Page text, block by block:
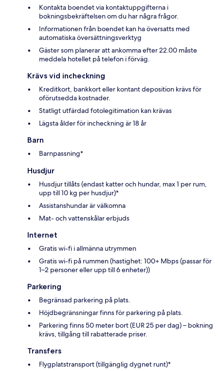
Kontakta boendet via kontaktuppgifterna i
bokningsbekräftelsen om du har några frågor.
Informationen från boendet kan ha översatts med
automatiska översättningsverktyg
Gäster som planerar att ankomma efter 22.00 måste
meddela hotellet på telefon i förväg.
Krävs vid incheckning
Kreditkort, bankkort eller kontant deposition krävs för
oförutsedda kostnader.
Statligt utfärdad fotolegitimation kan krävas
Lägsta ålder för incheckning är 18 år
Barn
Barnpassning*
Husdjur
Husdjur tillåts (endast katter och hundar, max 1 per rum,
upp till 10 kg per husdjur)*
Assistanshundar är välkomna
Mat- och vattenskålar erbjuds
Internet
Gratis wi-fi i allmänna utrymmen
Gratis wi-fi på rummen (hastighet: 100+ Mbps (passar för
1–2 personer eller upp till 6 enheter))
Parkering
Begränsad parkering på plats.
Höjdbegränsningar finns för parkering på plats.
Parkering finns 50 meter bort (EUR 25 per dag) – bokning
krävs, tillgång till rabatterade priser.
Transfers
Flygplatstransport (tillgänglig dygnet runt)*